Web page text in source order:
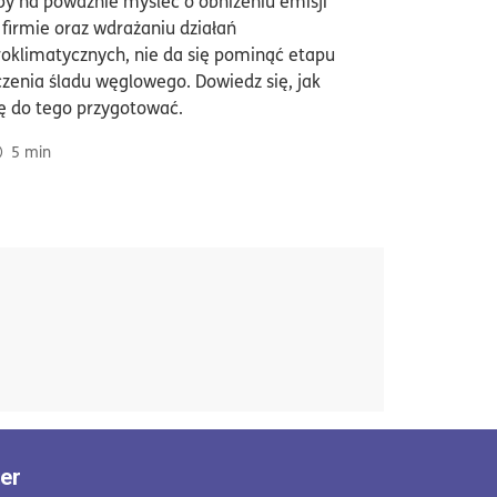
5 powodów, dla których warto to robić
oraz wdrażaniu działań
nie da się pominąć etapu
śladu węglowego. Dowiedz się, jak
do tego przygotować.
5 min